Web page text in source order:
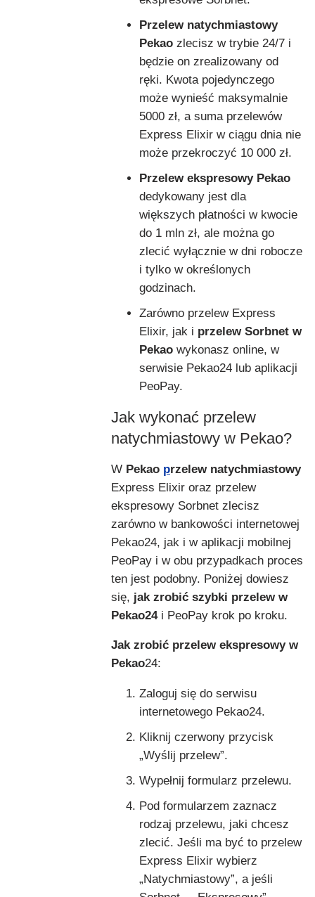
Przelew natychmiastowy
Pekao zlecisz w trybie 24/7 i
będzie on zrealizowany od
ręki. Kwota pojedynczego
może wynieść maksymalnie
5000 zł, a suma przelewów
Express Elixir w ciągu dnia nie
może przekroczyć 10 000 zł.
Przelew ekspresowy Pekao
dedykowany jest dla
większych płatności w kwocie
do 1 mln zł, ale można go
zlecić wyłącznie w dni robocze
i tylko w określonych
godzinach.
Zarówno przelew Express
Elixir, jak i przelew Sorbnet w
Pekao wykonasz online, w
serwisie Pekao24 lub aplikacji
PeoPay.
Jak wykonać przelew
natychmiastowy w Pekao?
W Pekao przelew natychmiastowy
Express Elixir oraz przelew
ekspresowy Sorbnet zlecisz
zarówno w bankowości internetowej
Pekao24, jak i w aplikacji mobilnej
PeoPay i w obu przypadkach proces
ten jest podobny. Poniżej dowiesz
się, jak zrobić szybki przelew w
Pekao24i PeoPay krok po kroku.
Jak zrobić przelew ekspresowy w
Pekao24:
Zaloguj się do serwisu
internetowego Pekao24.
Kliknij czerwony przycisk
„Wyślij przelew”.
Wypełnij formularz przelewu.
Pod formularzem zaznacz
rodzaj przelewu, jaki chcesz
zlecić. Jeśli ma być to przelew
Express Elixir wybierz
„Natychmiastowy”, a jeśli